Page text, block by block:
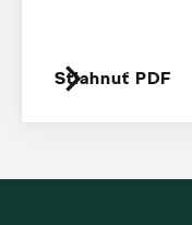
Stiahnuť PDF